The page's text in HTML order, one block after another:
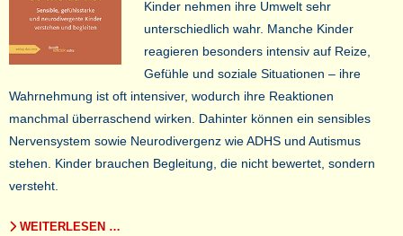
Kinder nehmen ihre Umwelt sehr
unterschiedlich wahr. Manche Kinder
reagieren besonders intensiv auf Reize,
Gefühle und soziale Situationen – ihre
Wahrnehmung ist oft intensiver, wodurch ihre Reaktionen
manchmal überraschend wirken. Dahinter können ein sensibles
Nervensystem sowie Neurodivergenz wie ADHS und Autismus
stehen. Kinder brauchen Begleitung, die nicht bewertet, sondern
versteht.
WEITERLESEN …